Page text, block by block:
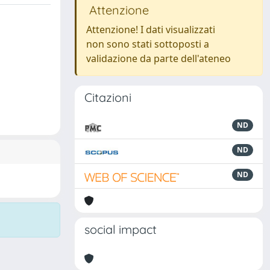
Attenzione
Attenzione! I dati visualizzati
non sono stati sottoposti a
validazione da parte dell'ateneo
Citazioni
ND
ND
ND
social impact